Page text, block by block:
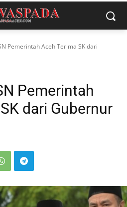
Pemerintah Aceh Terima SK dari
Pemerintah
dari Gubernur